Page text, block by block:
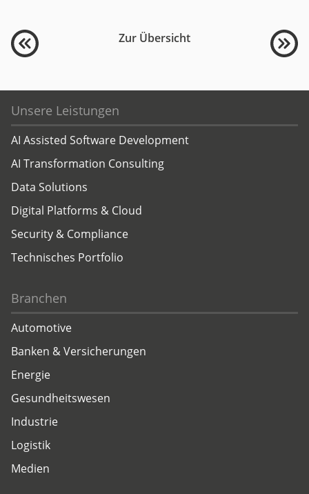
Zur Übersicht
Unsere Leistungen
AI Assisted Software Development
AI Transformation Consulting
Data Solutions
Digital Platforms & Cloud
Security & Compliance
Technisches Portfolio
Branchen
Automotive
Banken & Versicherungen
Energie
Gesundheitswesen
Industrie
Logistik
Medien